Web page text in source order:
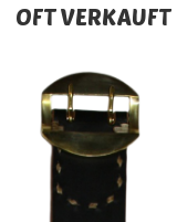
OFT VERKAUFT